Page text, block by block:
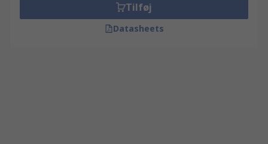
Tilføj
Datasheets